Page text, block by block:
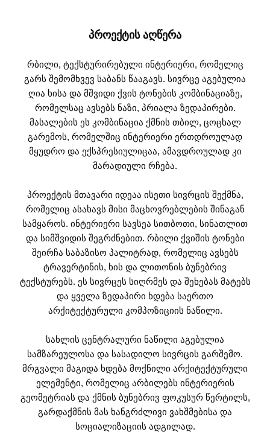
ᲞᲠᲝᲔᲥᲢᲘᲡ ᲐᲦᲬᲔᲠᲐ
რბილი, ტექსტურირებული ინტერიერი, რომელიც
გარს შემომხვევ საბანს წააგავს. სივრცე აგებულია
ღია ხისა და მშვიდი ქვის ტონების კომბინაციაზე,
რომელსაც ავსებს ნაზი, პრიალა ზედაპირები.
მასალების ეს კომბინაცია ქმნის თბილ, ცოცხალ
გარემოს, რომელშიც ინტერიერი ერთდროულად
მყუდრო და ექსპრესიულიცაა, ამავდროულად კი
მარადიული რჩება.
პროექტის მთავარი იდეაა ისეთი სივრცის შექმნა,
რომელიც ასახავს მისი მაცხოვრებლების შინაგან
სამყაროს. ინტერიერი სავსეა სითბოთი, სინათლით
და სიმშვიდის შეგრძნებით. რბილი ქვიშის ტონები
შეირჩა საბაზისო პალიტრად, რომელიც ავსებს
ტრავერტინის, ხის და ლითონის ბუნებრივ
ტექსტურებს. ეს სივრცეს სიღრმეს და შეხებას მატებს
და ყველა ზედაპირი ხდება საერთო
არქიტექტურული კომპოზიციის ნაწილი.
სახლის ცენტრალური ნაწილი აგებულია
სამზარეულოსა და სასადილო სივრცის გარშემო.
მრგვალი მაგიდა ხდება მოქნილი არქიტექტურული
ელემენტი, რომელიც არბილებს ინტერიერის
გეომეტრიას და ქმნის ბუნებრივ ფოკუსურ წერტილს,
გარდაქმნის მას ხანგრძლივი ვახშმებისა და
სოციალიზაციის ადგილად.